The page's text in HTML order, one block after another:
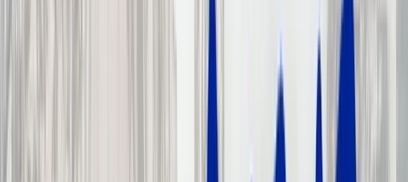
Tester mon niveau - gratuit
100 mots d'argot en français // 100
100 mots d'argot en français //
100 French Slang Words
La transcription complète de la vidéo, les mots cliquables avec
leur traduction, et le vocabulaire à apprendre.